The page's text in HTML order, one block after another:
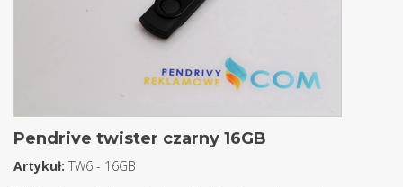
Pendrive twister czarny 16GB
Artykuł: TW6 - 16GB